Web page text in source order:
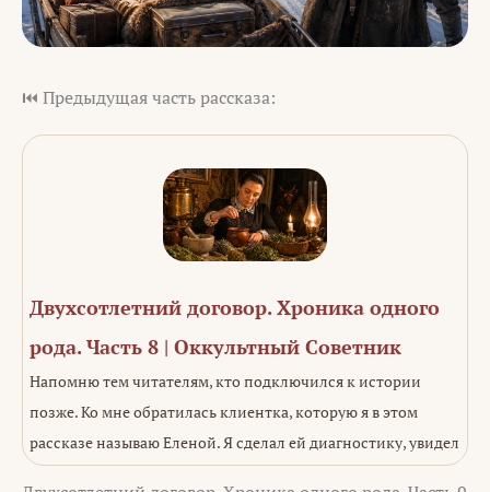
⏮️ Предыдущая часть рассказа:
Двухсотлетний договор. Хроника одного
рода. Часть 8 | Оккультный Советник
Напомню тем читателям, кто подключился к истории
позже. Ко мне обратилась клиентка, которую я в этом
рассказе называю Еленой. Я сделал ей диагностику, увидел